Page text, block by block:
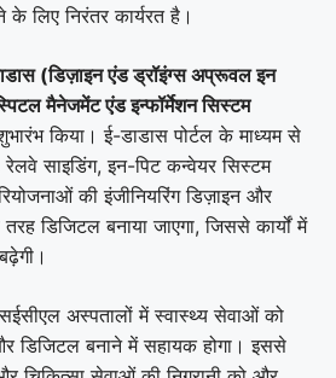
लिए निरंतर कार्यरत है।
(डिज़ाइन एंड ड्रॉइंग्स अप्रूवल इन
मैनेजमेंट एंड इन्फॉर्मेशन सिस्टम
किया। ई-डाडास पोर्टल के माध्यम से
रेलवे साइडिंग, इन-पिट कन्वेयर सिस्टम
की इंजीनियरिंग डिज़ाइन और
डिजिटल बनाया जाएगा, जिससे कार्यों में
अस्पतालों में स्वास्थ्य सेवाओं को
डिजिटल बनाने में सहायक होगा। इससे